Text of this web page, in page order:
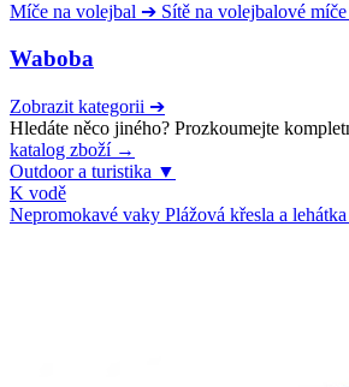
Míče na volejbal ➔ Sítě na volejbalové míče
Waboba
Zobrazit kategorii ➔
Hledáte něco jiného? Prozkoumejte
katalog zboží →
Outdoor a turistika ▼
K vodě
Nepromokavé vaky Plážová křesla a lehátka